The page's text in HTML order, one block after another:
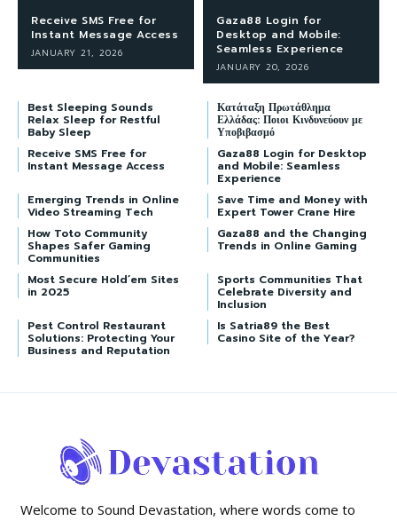
Receive SMS Free for
Instant Message Access
JANUARY 21, 2026
Gaza88 Login for
Desktop and Mobile:
Seamless Experience
JANUARY 20, 2026
Best Sleeping Sounds
Relax Sleep for Restful
Baby Sleep
Κατάταξη Πρωτάθλημα
Ελλάδας: Ποιοι Κινδυνεύουν με
Υποβιβασμό
Receive SMS Free for
Instant Message Access
Gaza88 Login for Desktop
and Mobile: Seamless
Experience
Emerging Trends in Online
Video Streaming Tech
Save Time and Money with
Expert Tower Crane Hire
How Toto Community
Shapes Safer Gaming
Communities
Gaza88 and the Changing
Trends in Online Gaming
Most Secure Hold’em Sites
in 2025
Sports Communities That
Celebrate Diversity and
Inclusion
Pest Control Restaurant
Solutions: Protecting Your
Business and Reputation
Is Satria89 the Best
Casino Site of the Year?
Welcome to Sound Devastation, where words come to